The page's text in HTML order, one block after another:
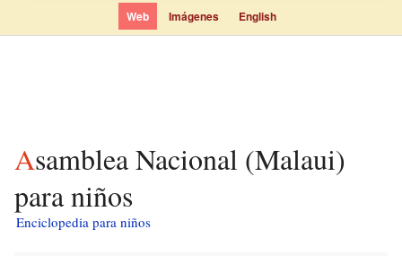
Web Imágenes English
Asamblea Nacional (Malaui)
para niños
Enciclopedia para niños